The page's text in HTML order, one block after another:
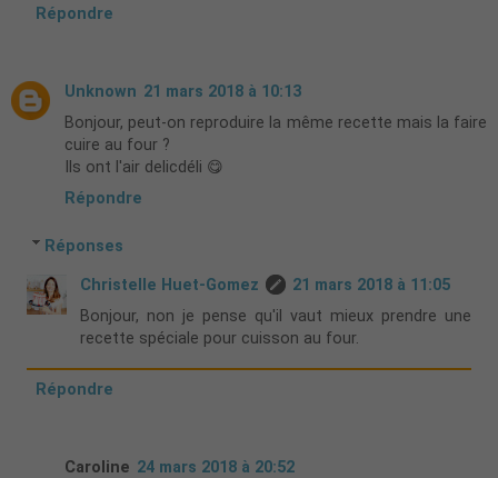
Répondre
Unknown 21 mars 2018 à 10:13
Bonjour, peut-on reproduire la même recette mais la faire
cuire au four ?
Ils ont l'air delicdéli 😋
Répondre
Réponses
Christelle Huet-Gomez
21 mars 2018 à 11:05
Bonjour, non je pense qu'il vaut mieux prendre une
recette spéciale pour cuisson au four.
Répondre
Caroline 24 mars 2018 à 20:52